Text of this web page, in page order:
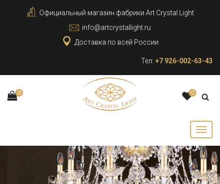
Официальный магазин фабрики Art Crystal Light
info@artcrystallight.ru
Доставка по всей России
Тел: +7 926-002-63-43
0 0